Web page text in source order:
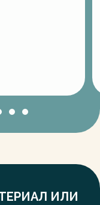
ИЛИ